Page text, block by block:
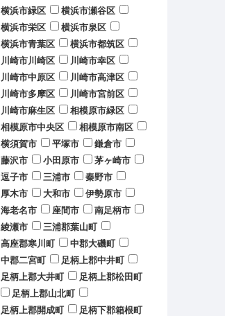
横浜市緑区
横浜市瀬谷区
横浜市栄区
横浜市泉区
横浜市青葉区
横浜市都筑区
川崎市川崎区
川崎市幸区
川崎市中原区
川崎市高津区
川崎市多摩区
川崎市宮前区
川崎市麻生区
相模原市緑区
相模原市中央区
相模原市南区
横須賀市
平塚市
鎌倉市
藤沢市
小田原市
茅ヶ崎市
逗子市
三浦市
秦野市
厚木市
大和市
伊勢原市
海老名市
座間市
南足柄市
綾瀬市
三浦郡葉山町
高座郡寒川町
中郡大磯町
中郡二宮町
足柄上郡中井町
足柄上郡大井町
足柄上郡松田町
足柄上郡山北町
足柄上郡開成町
足柄下郡箱根町